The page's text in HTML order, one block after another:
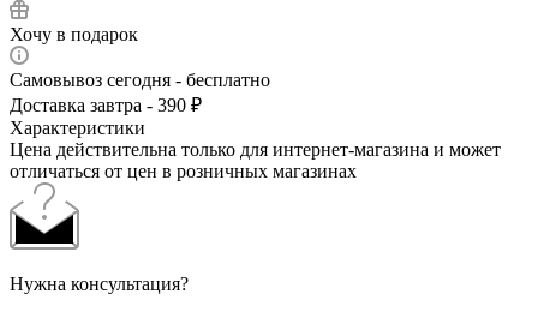
Хочу в подарок
Самовывоз сегодня - бесплатно
Доставка завтра - 390 ₽
Характеристики
Цена действительна только для интернет-магазина и может
отличаться от цен в розничных магазинах
Нужна консультация?